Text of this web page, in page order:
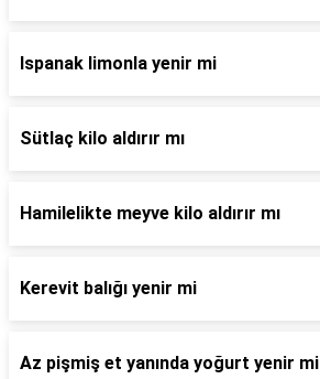
Ispanak limonla yenir mi
Sütlaç kilo aldırır mı
Hamilelikte meyve kilo aldırır mı
Kerevit balığı yenir mi
Az pişmiş et yanında yoğurt yenir mi